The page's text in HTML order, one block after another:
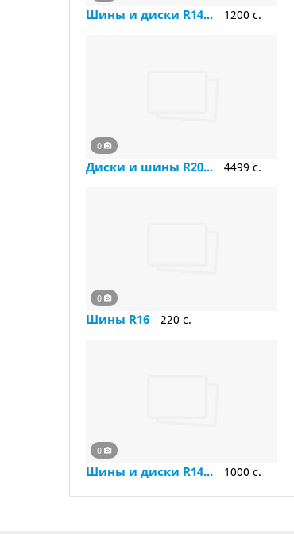
Шины и диски R14... 1200 c.
0
Диски и шины R20... 4499 c.
0
Шины R16 220 c.
0
Шины и диски R14... 1000 c.